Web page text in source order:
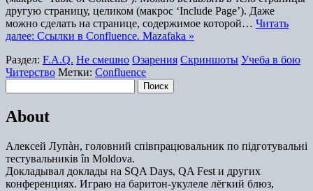
другую страницу, целиком (макрос ‘Include Page’). Даже
можно сделать на странице, содержимое которой… Читать
далее: Ссылки в Confluence. Mazafaka »
Раздел: F.A.Q. Не смешно Озарения Скриншоты Учеба в бою
Читерство Метки: Confluence
About
Алексей Лупàн, головний спiвпрацювальник по підготувальні
тестувальників în Moldova.
Докладывал доклады на SQA Days, QA Fest и других
конференциях. Играю на баритон-укулеле лёгкий блюз,